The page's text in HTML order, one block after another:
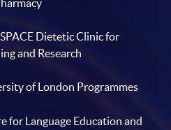
Dietetic Clinic for
and Research
of London Programmes
for Language Education and